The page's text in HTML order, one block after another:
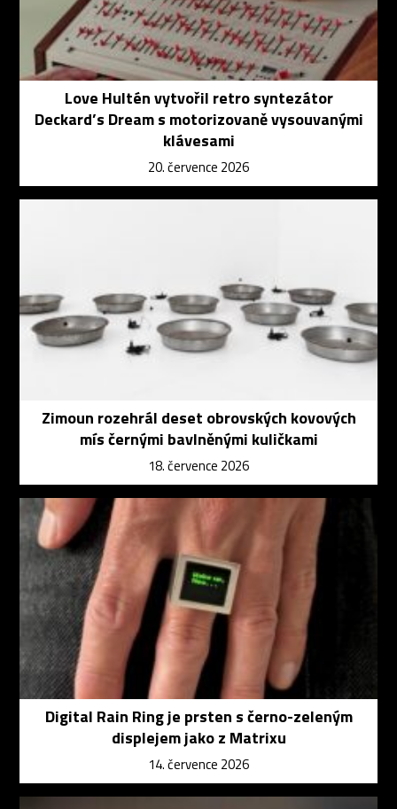
Love Hultén vytvořil retro syntezátor
Deckard’s Dream s motorizovaně vysouvanými
klávesami
20. července 2026
Zimoun rozehrál deset obrovských kovových
mís černými bavlněnými kuličkami
18. července 2026
Digital Rain Ring je prsten s černo-zeleným
displejem jako z Matrixu
14. července 2026